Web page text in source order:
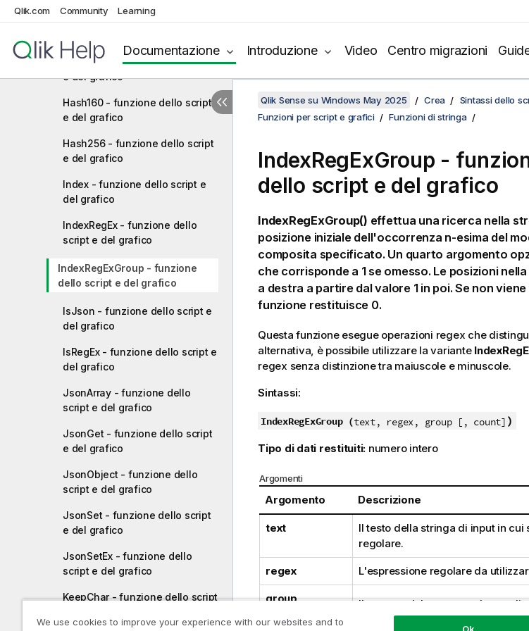
Qlik.com Community Learning
Documentazione Introduzione Video Centro migrazioni
FindOneOf - funzione dello
Hash128 - funzione dello script
e del grafico
Hash160 - funzione dello script
e del grafico
Hash256 - funzione dello script
e del grafico
Index - funzione dello script e
del grafico
IndexRegEx - funzione dello
script e del grafico
IndexRegExGroup - funzione
dello script e del grafico
IsJson - funzione dello script e
del grafico
IsRegEx - funzione dello script e
del grafico
JsonArray - funzione dello
script e del grafico
JsonGet - funzione dello script
e del grafico
JsonObject - funzione dello
script e del grafico
JsonSet - funzione dello script
e del grafico
JsonSetEx - funzione dello
script e del grafico
KeepChar - funzione dello script
Qlik Sense su Windows May 2025 Crea
Sintassi dello
Funzioni per script e grafici
Funzioni di stringa
IndexRegExGroup -
dello script e del grafico
IndexRegExGroup() effettua una ricerca nella
posizione iniziale dell'occorrenza n-esima del
composita specificato. Un quarto argomento
che corrisponde a 1 se omesso. Le posizioni
a destra a partire dal valore 1 in poi. Se non
funzione restituisce 0.
Questa funzione esegue operazioni regex che
alternativa, è possibile utilizzare la variante
regex senza distinzione tra maiuscole e minuscole.
Sintassi:
IndexRegExGroup (text, regex, group [, count] )
Tipo di dati restituiti: numero intero
Argomenti
Argomento Descrizione
text
Il testo della stringa di input in
regolare.
regex L'espressione regolare da
group
Il numero del gruppo, nel caso di
pari a0
We use cookies to improve your experience with our websites and to